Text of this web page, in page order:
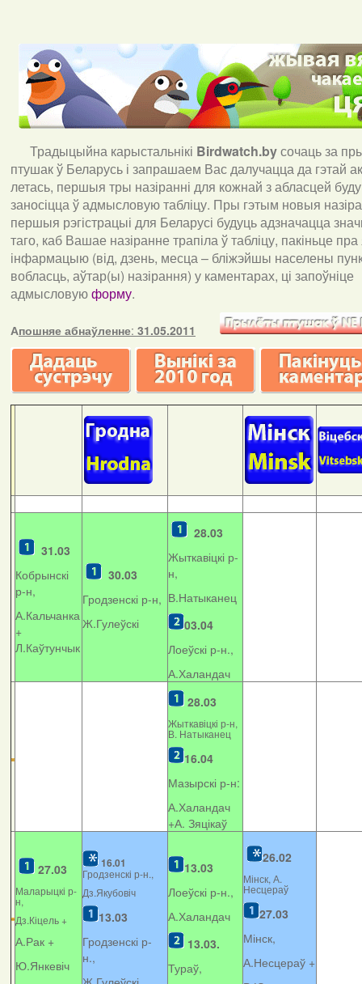
Традыцыйна карыстальнікі Birdwatch.byсочаць за
птушак ў Беларусь і запрашаем Вас далучацца да гэтай
летась, першыя тры назіранні для кожнай з абласцей
заносіцца ў адмысловую табліцу. Пры гэтым новыя
першыя рэгістрацыі для Беларусі будуць адзначацца
таго, каб Вашае назіранне трапіла ў табліцу, пакіньце пра
інфармацыю (від, дзень, месца – бліжэйшы населены
вобласць, аўтар(ы) назірання) у каментарах, ці запоўніце
адмысловуюформу.
Апошняе абнаўленне: 31.05.2011
31.03
Кобрынскі
р-н,
А.Кальчанка
+
Л.Каўтунчык
30.03
Гродзенскі р-н,
Ж.Гулеўскі
28.03
Жыткавіцкі р-
н,
В.Натыканец
03.04
Лоеўскі р-н.,
А.Халандач
28.03
Жыткавіцкі р-н,
В. Натыканец
16.04
Мазырскі р-н:
А.Халандач
+А. Зяцікаў
27.03
Маларыцкі р-
н,
Дз.Кіцель +
А.Рак +
Ю.Янкевіч
16.01
Гродзенскі р-н.,
Дз.Якубовіч
13.03
Гродзенскі р-
н.,
13.03
Лоеўскі р-н.,
А.Халандач
13.03.
Тураў,
26.02
Мінск, А.
Несцераў
27.03
Мінск,
А.Несцераў +